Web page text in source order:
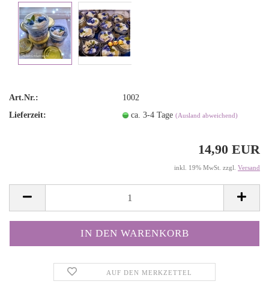
Art.Nr.:
1002
Lieferzeit:
ca. 3-4 Tage(Ausland abweichend)
14,90 EUR
inkl. 19% MwSt. zzgl. Versand
AUF DEN MERKZETTEL